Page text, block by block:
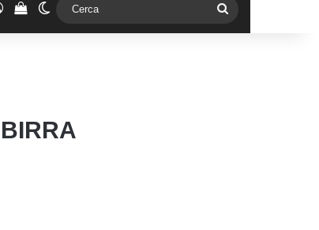
AccediVedi il carrello
Cambia aspetto